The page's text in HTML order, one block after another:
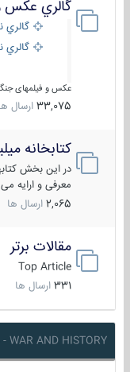
گالري عكس و
گالري
گالري
عکس و فیلمهای جنگی
33,075 ارسال ها
کتابخانه
در این بخش
معرفی و ارایه می
2,065 ارسال ها
مقالات برتر
Top Article
331 ارسال ها
WAR AND HISTORY - بخش جنگ و تاریخ